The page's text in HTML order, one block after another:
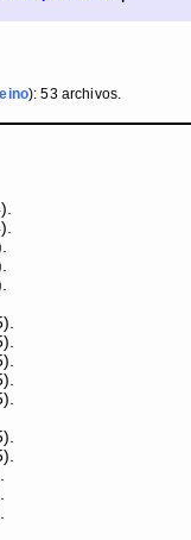
): 53 archivos.